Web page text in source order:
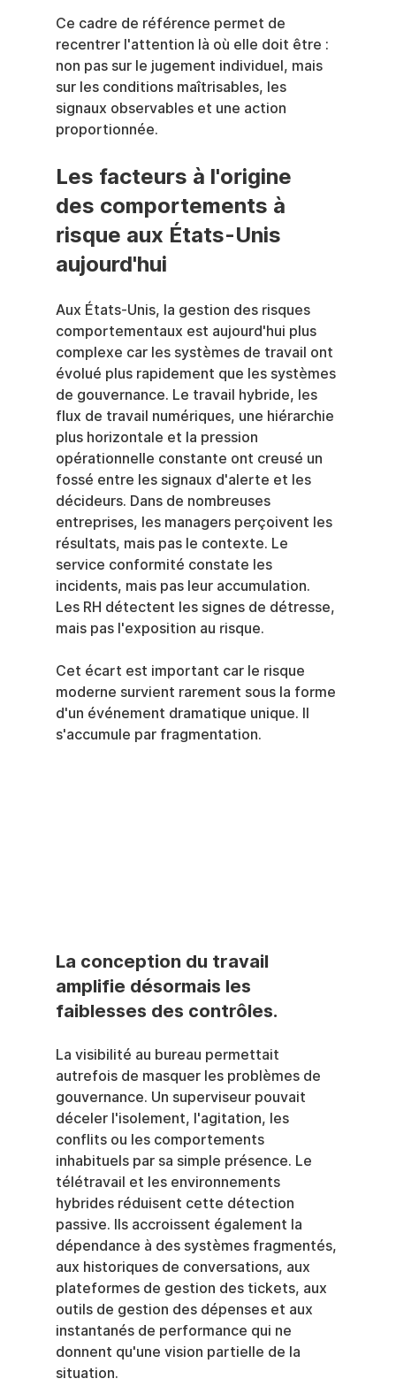
Ce cadre de référence permet de
recentrer l'attention là où elle doit être :
non pas sur le jugement individuel, mais
sur les conditions maîtrisables, les
signaux observables et une action
proportionnée.
Les facteurs à l'origine
des comportements à
risque aux États-Unis
aujourd'hui
Aux États-Unis, la gestion des risques
comportementaux est aujourd'hui plus
complexe car les systèmes de travail ont
évolué plus rapidement que les systèmes
de gouvernance. Le travail hybride, les
flux de travail numériques, une hiérarchie
plus horizontale et la pression
opérationnelle constante ont creusé un
fossé entre les signaux d'alerte et les
décideurs. Dans de nombreuses
entreprises, les managers perçoivent les
résultats, mais pas le contexte. Le
service conformité constate les
incidents, mais pas leur accumulation.
Les RH détectent les signes de détresse,
mais pas l'exposition au risque.
Cet écart est important car le risque
moderne survient rarement sous la forme
d'un événement dramatique unique. Il
s'accumule par fragmentation.
La conception du travail
amplifie désormais les
faiblesses des contrôles.
La visibilité au bureau permettait
autrefois de masquer les problèmes de
gouvernance. Un superviseur pouvait
déceler l'isolement, l'agitation, les
conflits ou les comportements
inhabituels par sa simple présence. Le
télétravail et les environnements
hybrides réduisent cette détection
passive. Ils accroissent également la
dépendance à des systèmes fragmentés,
aux historiques de conversations, aux
plateformes de gestion des tickets, aux
outils de gestion des dépenses et aux
instantanés de performance qui ne
donnent qu'une vision partielle de la
situation.